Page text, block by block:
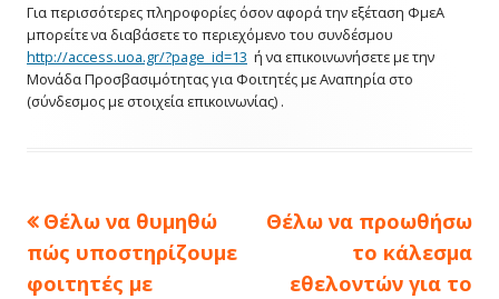
Για περισσότερες πληροφορίες όσον αφορά την εξέταση ΦμεΑ
μπορείτε να διαβάσετε το περιεχόμενο του συνδέσμου
http://access.uoa.gr/?page_id=13 ή να επικοινωνήσετε με την
Μονάδα Προσβασιμότητας για Φοιτητές με Αναπηρία στο
(σύνδεσμος με στοιχεία επικοινωνίας) .
Πλοήγηση
άρθρων
Previous
article:
Θέλω να θυμηθώ
πώς υποστηρίζουμε
φοιτητές με
Next
Θέλω να προωθήσω
το κάλεσμα
εθελοντών για το